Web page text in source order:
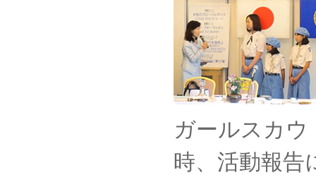
ガールスカウ
時、活動報告